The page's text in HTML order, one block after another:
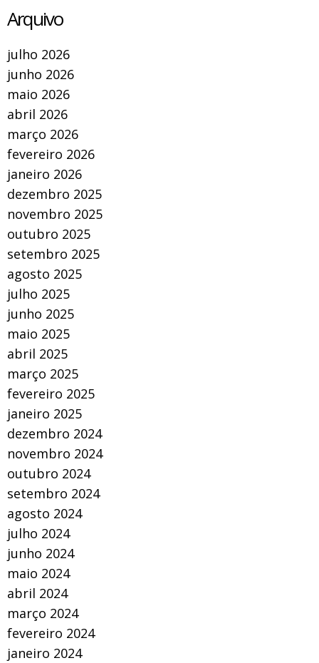
Arquivo
julho 2026
junho 2026
maio 2026
abril 2026
março 2026
fevereiro 2026
janeiro 2026
dezembro 2025
novembro 2025
outubro 2025
setembro 2025
agosto 2025
julho 2025
junho 2025
maio 2025
abril 2025
março 2025
fevereiro 2025
janeiro 2025
dezembro 2024
novembro 2024
outubro 2024
setembro 2024
agosto 2024
julho 2024
junho 2024
maio 2024
abril 2024
março 2024
fevereiro 2024
janeiro 2024